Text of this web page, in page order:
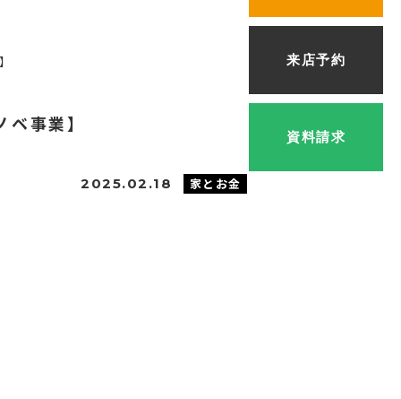
来店予約
資料請求
事業】
2025.02.18 家とお金